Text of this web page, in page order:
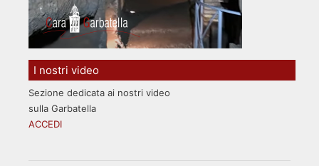
I nostri video
Sezione dedicata ai nostri video
sulla Garbatella
ACCEDI